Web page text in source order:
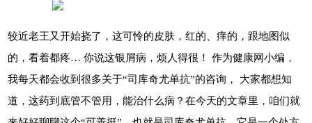
较近老王又开始挠了，这可怜的皮肤，红的、痒的，跟地图似
的，看着都疼… 你说这银屑病，烦人得很！ 作为健康网小编，
我每天都会收到很多关于“司库奇尤单抗”的咨询， 大家都想知
道，这药到底管不管用，能治什么病？在今天的文章里，咱们就